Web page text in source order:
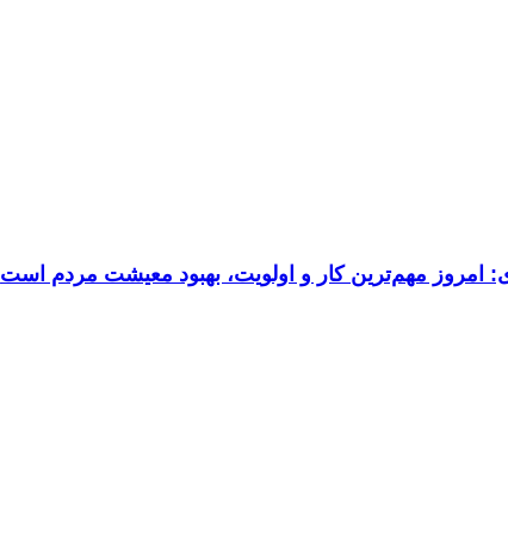
مهم‌ترین کار و اولویت، بهبود معیشت مردم است